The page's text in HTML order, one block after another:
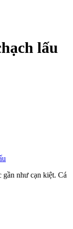
lấu
gần như cạn kiệt. Cá